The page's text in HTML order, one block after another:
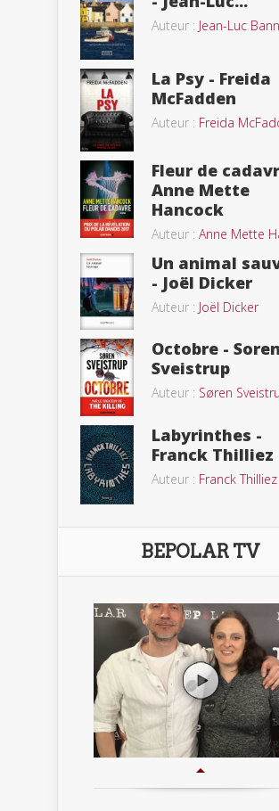
Auteur : Jean-Luc
La Psy - Freida
McFadden
Auteur : Freida
Fleur de
Anne Mette
Hancock
Auteur : Anne Mette
Un animal
- Joël Dicker
Auteur : Joël Dicker
Octobre - Soren
Sveistrup
Auteur : Søren
Labyrinthes -
Franck Thilliez
Auteur : Franck Thilliez
BEPOLAR TV